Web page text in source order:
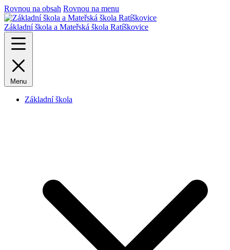
Rovnou na obsah Rovnou na menu
Základní škola a Mateřská škola Ratíškovice
Menu
Základní škola